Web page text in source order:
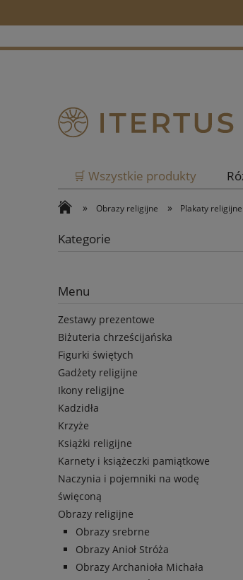
🛒 Wszystkie produkty
» Obrazy religijne » Plakaty religijne
Kategorie
Menu
Zestawy prezentowe
Biżuteria chrześcijańska
Figurki świętych
Gadżety religijne
Ikony religijne
Kadzidła
Krzyże
Książki religijne
Karnety i książeczki pamiątkowe
Naczynia i pojemniki na wodę
święconą
Obrazy religijne
Obrazy srebrne
Obrazy Anioł Stróża
Obrazy Archanioła Michała